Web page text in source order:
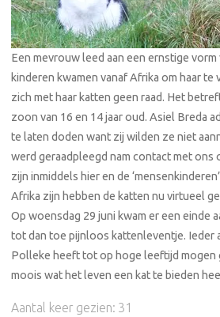
Een mevrouw leed aan een ernstige vorm
kinderen kwamen vanaf Afrika om haar te
zich met haar katten geen raad. Het
zoon van 16 en 14 jaar oud. Asiel Breda
te laten doden want zij wilden ze niet
werd geraadpleegd nam contact met ons
zijn inmiddels hier en de
Afrika zijn hebben de katten nu virtueel
Op woensdag 29 juni kwam er een einde
tot dan toe pijnloos kattenleventje. Ieder
Polleke heeft tot op hoge leeftijd mogen
moois wat het leven een kat te bieden
Aantal keer gezien: 31